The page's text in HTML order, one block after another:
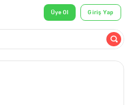
Üye Ol